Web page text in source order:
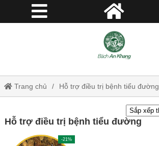
Trang chủ Hỗ trợ điều trị bệnh tiểu đường
Hỗ trợ điều trị bệnh tiểu đường
-21%